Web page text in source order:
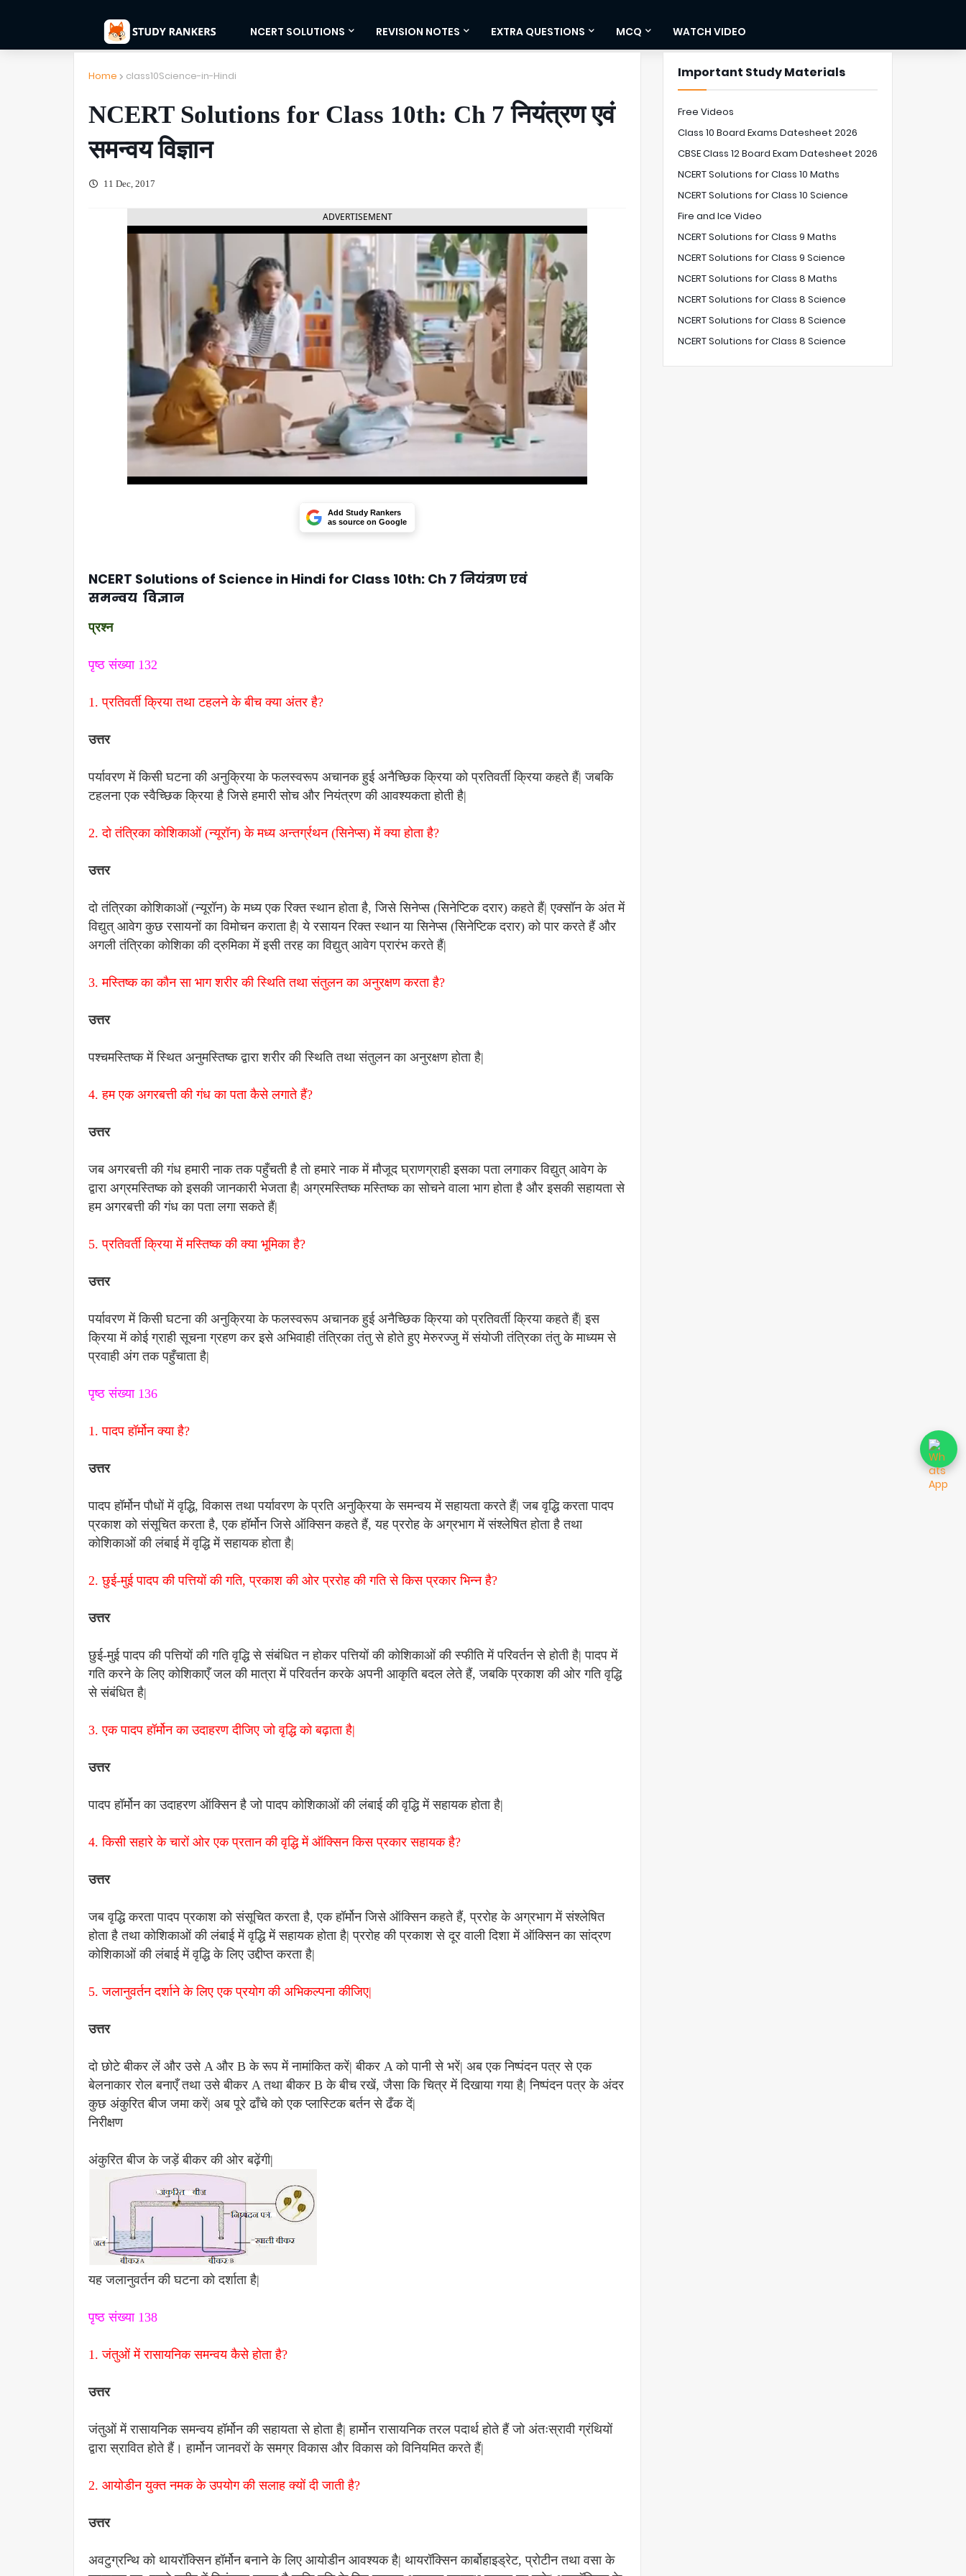
NCERT SOLUTIONS REVISION NOTES EXTRA QUESTIONS MCQ WATCH VIDEO
Home class10Science-in-Hindi
NCERT Solutions for Class 10th: Ch 7 नियंत्रण एवं
समन्वय विज्ञान
11 Dec, 2017
ADVERTISEMENT
Add Study Rankers
as source on Google
NCERT Solutions of Science in Hindi for Class 10th: Ch 7 नियंत्रण एवं
समन्वय विज्ञान
प्रश्न
पृष्ठ संख्या 132
1. प्रतिवर्ती क्रिया तथा टहलने के बीच क्या अंतर है?
उत्तर
पर्यावरण में किसी घटना की अनुक्रिया के फलस्वरूप अचानक हुई अनैच्छिक क्रिया को प्रतिवर्ती क्रिया कहते हैं| जबकि
टहलना एक स्वैच्छिक क्रिया है जिसे हमारी सोच और नियंत्रण की आवश्यकता होती है|
2. दो तंत्रिका कोशिकाओं (न्यूरॉन) के मध्य अन्तर्ग्रथन (सिनेप्स) में क्या होता है?
उत्तर
दो तंत्रिका कोशिकाओं (न्यूरॉन) के मध्य एक रिक्त स्थान होता है, जिसे सिनेप्स (सिनेप्टिक दरार) कहते हैं| एक्सॉन के अंत में
विद्युत् आवेग कुछ रसायनों का विमोचन कराता है| ये रसायन रिक्त स्थान या सिनेप्स (सिनेप्टिक दरार) को पार करते हैं और
अगली तंत्रिका कोशिका की द्रुमिका में इसी तरह का विद्युत् आवेग प्रारंभ करते हैं|
3. मस्तिष्क का कौन सा भाग शरीर की स्थिति तथा संतुलन का अनुरक्षण करता है?
उत्तर
पश्चमस्तिष्क में स्थित अनुमस्तिष्क द्वारा शरीर की स्थिति तथा संतुलन का अनुरक्षण होता है|
4. हम एक अगरबत्ती की गंध का पता कैसे लगाते हैं?
उत्तर
जब अगरबत्ती की गंध हमारी नाक तक पहुँचती है तो हमारे नाक में मौजूद घ्राणग्राही इसका पता लगाकर विद्युत् आवेग के
द्वारा अग्रमस्तिष्क को इसकी जानकारी भेजता है| अग्रमस्तिष्क मस्तिष्क का सोचने वाला भाग होता है और इसकी सहायता से
हम अगरबत्ती की गंध का पता लगा सकते हैं|
5. प्रतिवर्ती क्रिया में मस्तिष्क की क्या भूमिका है?
उत्तर
पर्यावरण में किसी घटना की अनुक्रिया के फलस्वरूप अचानक हुई अनैच्छिक क्रिया को प्रतिवर्ती क्रिया कहते हैं| इस
क्रिया में कोई ग्राही सूचना ग्रहण कर इसे अभिवाही तंत्रिका तंतु से होते हुए मेरुरज्जु में संयोजी तंत्रिका तंतु के माध्यम से
प्रवाही अंग तक पहुँचाता है|
पृष्ठ संख्या 136
1. पादप हॉर्मोन क्या है?
उत्तर
पादप हॉर्मोन पौधों में वृद्धि, विकास तथा पर्यावरण के प्रति अनुक्रिया के समन्वय में सहायता करते हैं| जब वृद्धि करता पादप
प्रकाश को संसूचित करता है, एक हॉर्मोन जिसे ऑक्सिन कहते हैं, यह प्ररोह के अग्रभाग में संश्लेषित होता है तथा
कोशिकाओं की लंबाई में वृद्धि में सहायक होता है|
2. छुई-मुई पादप की पत्तियों की गति, प्रकाश की ओर प्ररोह की गति से किस प्रकार भिन्न है?
उत्तर
छुई-मुई पादप की पत्तियों की गति वृद्धि से संबंधित न होकर पत्तियों की कोशिकाओं की स्फीति में परिवर्तन से होती है| पादप में
गति करने के लिए कोशिकाएँ जल की मात्रा में परिवर्तन करके अपनी आकृति बदल लेते हैं, जबकि प्रकाश की ओर गति वृद्धि
से संबंधित है|
3. एक पादप हॉर्मोन का उदाहरण दीजिए जो वृद्धि को बढ़ाता है|
उत्तर
पादप हॉर्मोन का उदाहरण ऑक्सिन है जो पादप कोशिकाओं की लंबाई की वृद्धि में सहायक होता है|
4. किसी सहारे के चारों ओर एक प्रतान की वृद्धि में ऑक्सिन किस प्रकार सहायक है?
उत्तर
जब वृद्धि करता पादप प्रकाश को संसूचित करता है, एक हॉर्मोन जिसे ऑक्सिन कहते हैं, प्ररोह के अग्रभाग में संश्लेषित
होता है तथा कोशिकाओं की लंबाई में वृद्धि में सहायक होता है| प्ररोह की प्रकाश से दूर वाली दिशा में ऑक्सिन का सांद्रण
कोशिकाओं की लंबाई में वृद्धि के लिए उद्दीप्त करता है|
5. जलानुवर्तन दर्शाने के लिए एक प्रयोग की अभिकल्पना कीजिए|
उत्तर
दो छोटे बीकर लें और उसे A और B के रूप में नामांकित करें| बीकर A को पानी से भरें| अब एक निष्पंदन पत्र से एक
बेलनाकार रोल बनाएँ तथा उसे बीकर A तथा बीकर B के बीच रखें, जैसा कि चित्र में दिखाया गया है| निष्पंदन पत्र के अंदर
कुछ अंकुरित बीज जमा करें| अब पूरे ढाँचे को एक प्लास्टिक बर्तन से ढँक दें|
निरीक्षण
अंकुरित बीज के जड़ें बीकर की ओर बढ़ेंगी|
यह जलानुवर्तन की घटना को दर्शाता है|
पृष्ठ संख्या 138
1. जंतुओं में रासायनिक समन्वय कैसे होता है?
उत्तर
जंतुओं में रासायनिक समन्वय हॉर्मोन की सहायता से होता है| हार्मोन रासायनिक तरल पदार्थ होते हैं जो अंतःस्रावी ग्रंथियों
द्वारा स्रावित होते हैं। हार्मोन जानवरों के समग्र विकास और विकास को विनियमित करते हैं|
2. आयोडीन युक्त नमक के उपयोग की सलाह क्यों दी जाती है?
उत्तर
अवटुग्रन्थि को थायरॉक्सिन हॉर्मोन बनाने के लिए आयोडीन आवश्यक है| थायरॉक्सिन कार्बोहाइड्रेट, प्रोटीन तथा वसा के
Important Study Materials
Free Videos
Class 10 Board Exams Datesheet 2026
CBSE Class 12 Board Exam Datesheet 2026
NCERT Solutions for Class 10 Maths
NCERT Solutions for Class 10 Science
Fire and Ice Video
NCERT Solutions for Class 9 Maths
NCERT Solutions for Class 9 Science
NCERT Solutions for Class 8 Maths
NCERT Solutions for Class 8 Science
NCERT Solutions for Class 8 Science
NCERT Solutions for Class 8 Science